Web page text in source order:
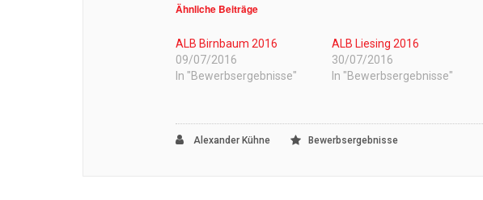
Ähnliche Beiträge
ALB Birnbaum 2016
09/07/2016
In "Bewerbsergebnisse"
ALB Liesing 2016
30/07/2016
In "Bewerbsergebnisse"
Alexander Kühne Bewerbsergebnisse